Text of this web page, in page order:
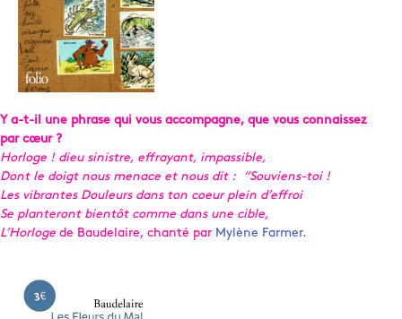
Y a-t-il une phrase qui vous accompagne, que vous connaissez
par cœur ?
Horloge ! dieu sinistre, effrayant, impassible,
Dont le doigt nous menace et nous dit : “Souviens-toi !
Les vibrantes Douleurs dans ton coeur plein d’effroi
Se planteront bientôt comme dans une cible,
L’Horloge de Baudelaire, chanté par Mylène Farmer.